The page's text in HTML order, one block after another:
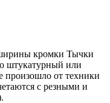
кромки Тычки
штукатурный или
произошло от техники
с резными и